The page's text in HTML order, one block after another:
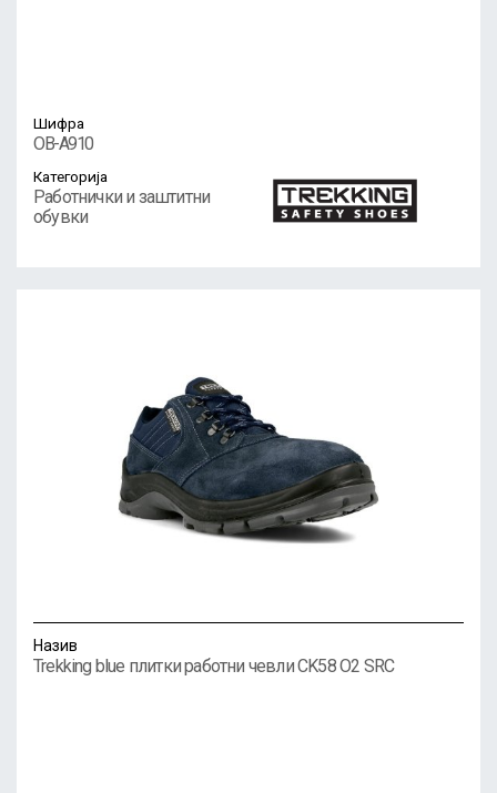
Шифра
OB-A910
Категорија
Работнички и заштитни
обувки
Назив
Trekking blue плитки работни чевли CK58 O2 SRC